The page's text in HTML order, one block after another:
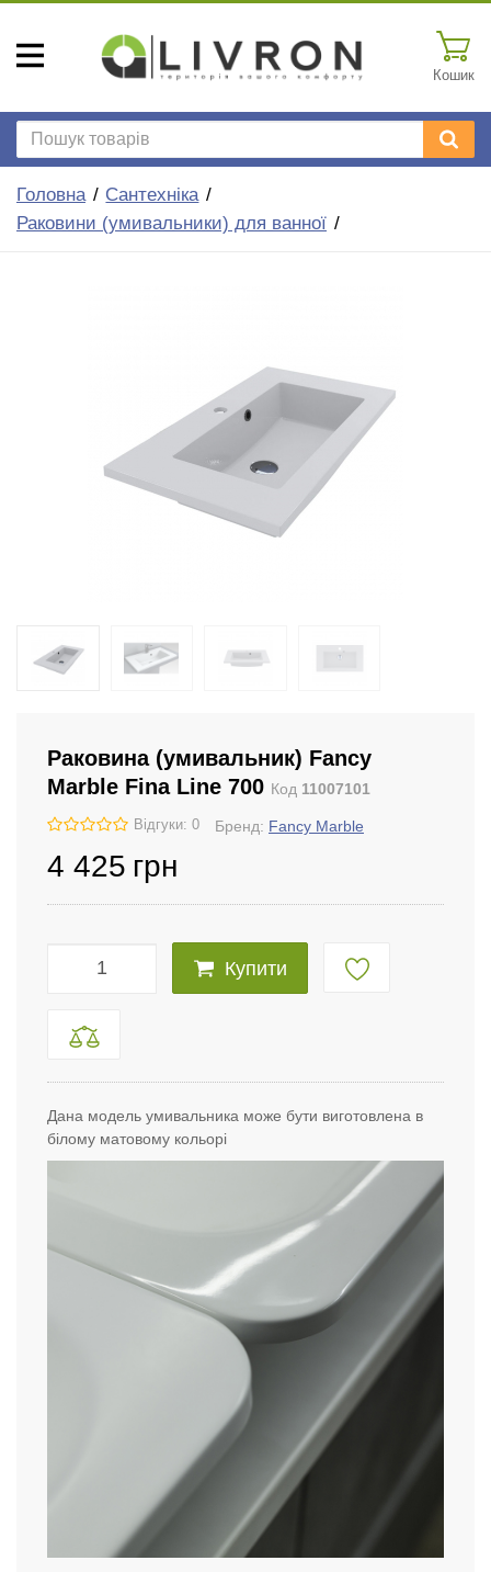
Кошик
Головна
Сантехніка
Раковини (умивальники) для ванної
Раковина (умивальник) Fancy
Marble Fina Line 700 Код 11007101
Відгуки: 0 Бренд: Fancy Marble
4 425 грн
Купити
Дана модель умивальника може бути виготовлена в
білому матовому кольорі